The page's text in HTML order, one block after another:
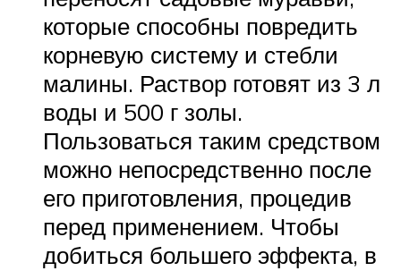
которые способны повредить
корневую систему и стебли
малины. Раствор готовят из 3 л
воды и 500 г золы.
Пользоваться таким средством
можно непосредственно после
его приготовления, процедив
перед применением. Чтобы
добиться большего эффекта, в